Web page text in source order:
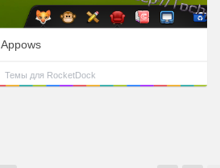
Appows
Темы для RocketDock